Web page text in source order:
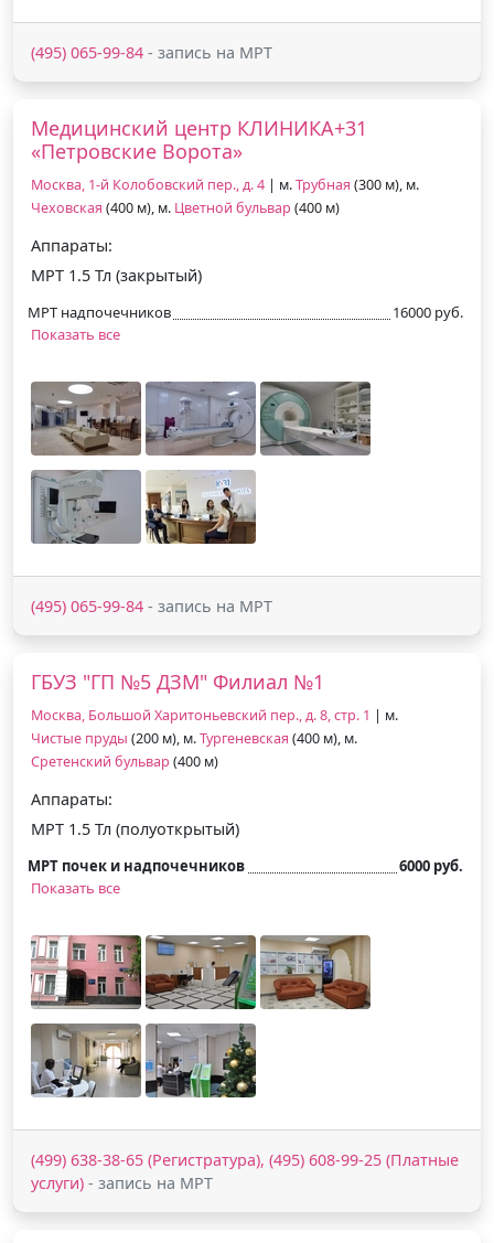
(495) 065-99-84 - запись на МРТ
Медицинский центр КЛИНИКА+31
«Петровские Ворота»
Москва, 1-й Колобовский пер., д. 4 | м.Трубная (300 м), м.
Чеховская (400 м), м. Цветной бульвар (400 м)
Аппараты:
МРТ 1.5 Тл (закрытый)
МРТ надпочечников
16000 руб.
Показать все
(495) 065-99-84 - запись на МРТ
ГБУЗ "ГП №5 ДЗМ" Филиал №1
Москва, Большой Харитоньевский пер., д. 8, стр. 1 | м.
Чистые пруды (200 м), м.Тургеневская (400 м), м.
Сретенский бульвар (400 м)
Аппараты:
МРТ 1.5 Тл (полуоткрытый)
МРТ почек и надпочечников
6000 руб.
Показать все
(499) 638-38-65 (Регистратура), (495) 608-99-25 (Платные
услуги) - запись на МРТ